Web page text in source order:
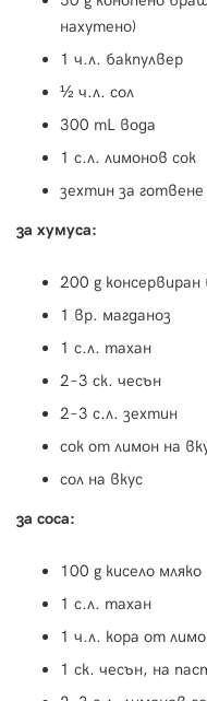
нахутено)
1 ч.л. бакпулвер
½ ч.л. сол
300 mL вода
1 с.л. лимонов сок
зехтин за готвене
за хумуса:
200 g
1 вр. магданоз
1 с.л. тахан
2–3 ск. чесън
2–3 с.л. зехтин
сок от лимон на
сол на вкус
за соса:
100 g кисело мляко
1 с.л. тахан
1 ч.л. кора от
1 ск. чесън, на